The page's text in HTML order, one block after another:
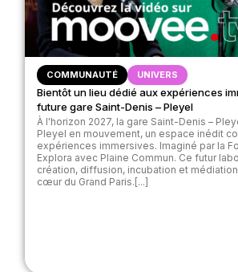
COMMUNAUTÉ UNIVERS
Bientôt un lieu dédié aux expériences
future gare Saint-Denis – Pleyel
À l'horizon 2027, la gare Saint-Denis –
Pleyel en mouvement, un espace inédit
expériences immersives. Imaginé par la
Explora avec Plaine Commun. Ce futur
création, diffusion, incubation et
cœur du Grand Paris.[...]